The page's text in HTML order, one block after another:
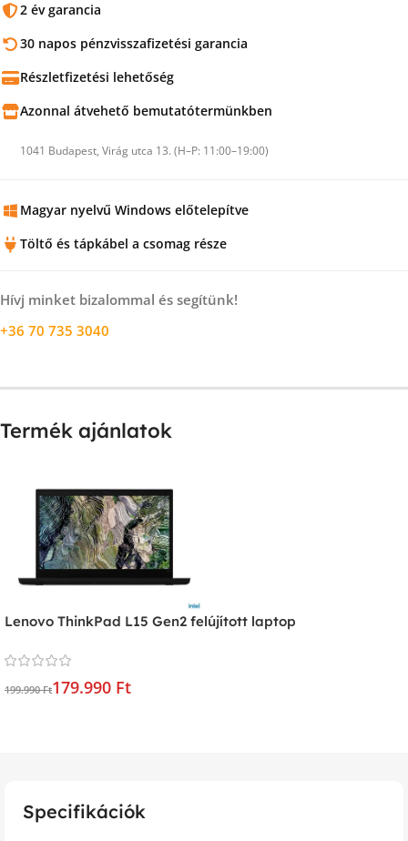
2 év garancia
30 napos pénzvisszafizetési garancia
Részletfizetési lehetőség
Azonnal átvehető bemutatótermünkben
1041 Budapest, Virág utca 13. (H–P: 11:00–19:00)
Magyar nyelvű Windows előtelepítve
Töltő és tápkábel a csomag része
Hívj minket bizalommal és segítünk!
+36 70 735 3040
Termék ajánlatok
Lenovo ThinkPad L15 Gen2 felújított laptop
199.990 Ft179.990 Ft
Specifikációk